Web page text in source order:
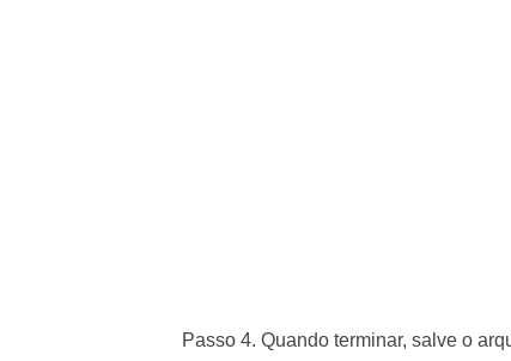
Passo 4. Quando terminar, salve o